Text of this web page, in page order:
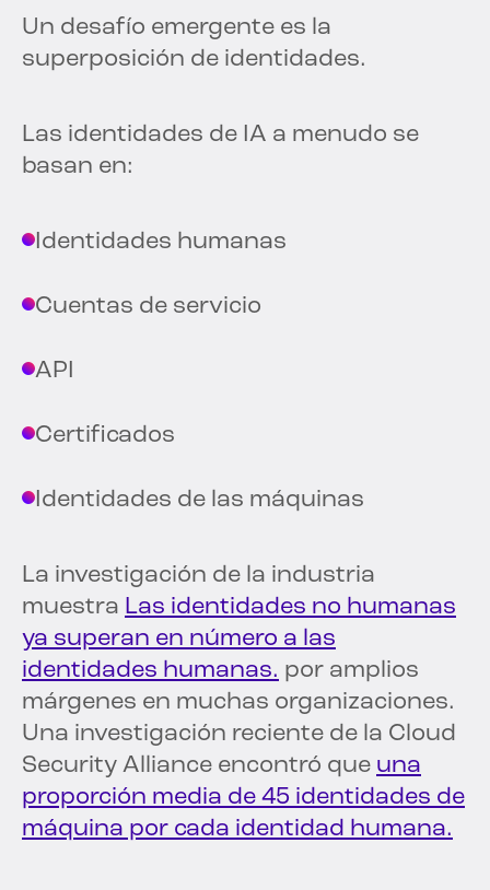
Un desafío emergente es la
superposición de identidades.
Las identidades de IA a menudo se
basan en:
Identidades humanas
Cuentas de servicio
API
Certificados
Identidades de las máquinas
La investigación de la industria
muestra Las identidades no humanas
ya superan en número a las
identidades humanas. por amplios
márgenes en muchas organizaciones.
Una investigación reciente de la Cloud
Security Alliance encontró que una
proporción media de 45 identidades de
máquina por cada identidad humana.